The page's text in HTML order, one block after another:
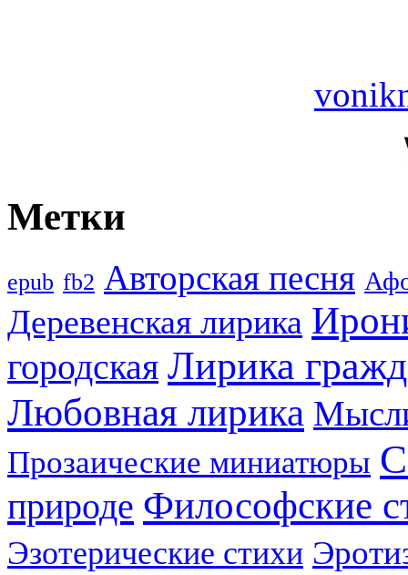
Метки
epub fb2 Авторская песня
Деревенская лирика
городская Лирика
Любовная лирика
Прозаические миниатюры
природе Философские
Эзотерические стихи